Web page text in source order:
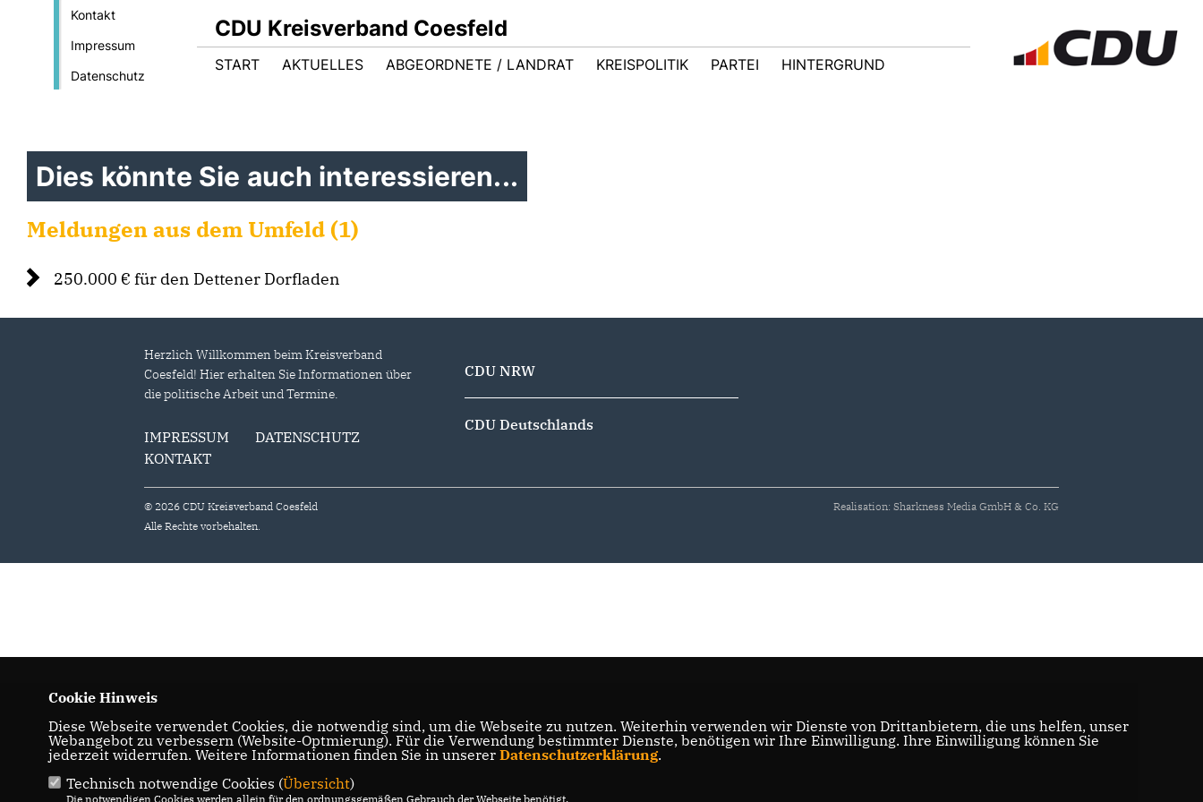
Kontakt
Impressum
Datenschutz
CDU Kreisverband Coesfeld
START AKTUELLES ABGEORDNETE / LANDRAT KREISPOLITIK PARTEI HINTERGRUND
Dies könnte Sie auch interessieren...
Meldungen aus dem Umfeld (1)
250.000 € für den Dettener Dorfladen
Herzlich Willkommen beim Kreisverband
Coesfeld! Hier erhalten Sie Informationen über
die politische Arbeit und Termine.
IMPRESSUM
DATENSCHUTZ
KONTAKT
CDU NRW
CDU Deutschlands
© 2026 CDU Kreisverband Coesfeld
Alle Rechte vorbehalten.
Realisation: Sharkness Media GmbH & Co. KG
Cookie Hinweis
Diese Webseite verwendet Cookies, die notwendig sind, um die Webseite zu nutzen. Weiterhin verwenden wir Dienste von Drittanbietern, die uns helfen, unser
Webangebot zu verbessern (Website-Optmierung). Für die Verwendung bestimmter Dienste, benötigen wir Ihre Einwilligung. Ihre Einwilligung können Sie
jederzeit widerrufen. Weitere Informationen finden Sie in unserer Datenschutzerklärung.
Technisch notwendige Cookies (Übersicht)
Die notwendigen Cookies werden allein für den ordnungsgemäßen Gebrauch der Webseite benötigt.